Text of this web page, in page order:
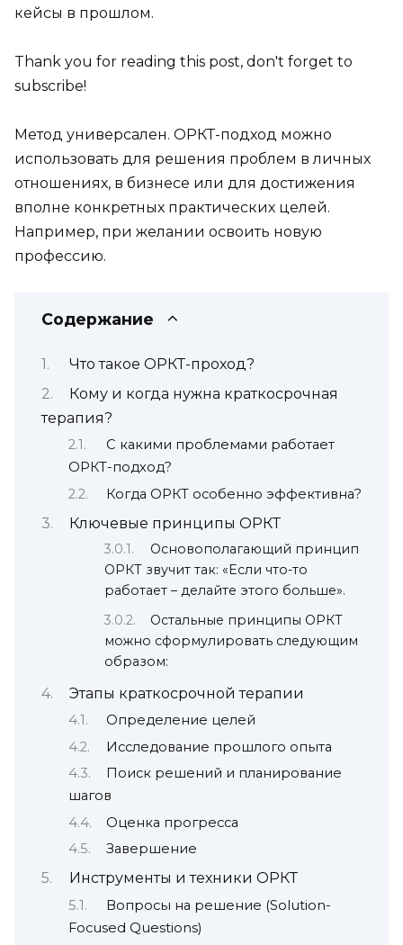
кейсы в прошлом.
Thank you for reading this post, don't forget to
subscribe!
Метод универсален. ОРКТ-подход можно
использовать для решения проблем в личных
отношениях, в бизнесе или для достижения
вполне конкретных практических целей.
Например, при желании освоить новую
профессию.
Содержание
Что такое ОРКТ-проход?
Кому и когда нужна краткосрочная
терапия?
С какими проблемами работает
ОРКТ-подход?
Когда ОРКТ особенно эффективна?
Ключевые принципы ОРКТ
Основополагающий принцип
ОРКТ звучит так: «Если что-то
работает – делайте этого больше».
Остальные принципы ОРКТ
можно сформулировать следующим
образом:
Этапы краткосрочной терапии
Определение целей
Исследование прошлого опыта
Поиск решений и планирование
шагов
Оценка прогресса
Завершение
Инструменты и техники ОРКТ
Вопросы на решение (Solution-
Focused Questions)